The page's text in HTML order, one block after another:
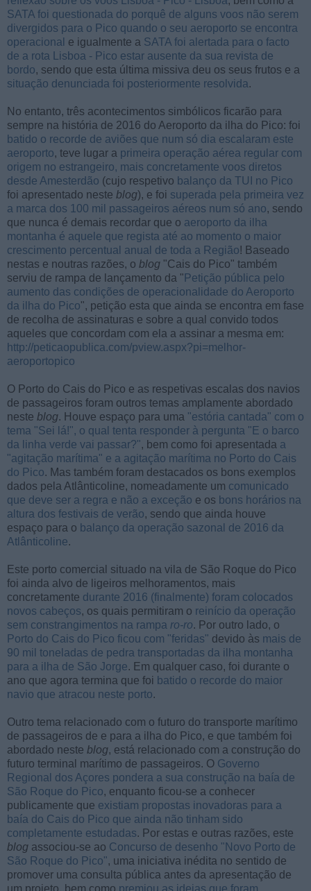
SATA foi questionada do porquê de alguns voos não serem
divergidos para o Pico quando o seu aeroporto se encontra
operacional e igualmente a SATA foi alertada para o facto
de a rota Lisboa - Pico estar ausente da sua revista de
bordo, sendo que esta última missiva deu os seus frutos e a
situação denunciada foi posteriormente resolvida.
No entanto, três acontecimentos simbólicos ficarão para
sempre na história de 2016 do Aeroporto da ilha do Pico: foi
batido o recorde de aviões que num só dia escalaram este
aeroporto, teve lugar a primeira operação aérea regular com
origem no estrangeiro, mais concretamente voos diretos
desde Amesterdão (cujo respetivo balanço da TUI no Pico
foi apresentado neste blog), e foi superada pela primeira vez
a marca dos 100 mil passageiros aéreos num só ano, sendo
que nunca é demais recordar que o aeroporto da ilha
montanha é aquele que regista até ao momento o maior
crescimento percentual anual de toda a Região! Baseado
nestas e noutras razões, o blog "Cais do Pico" também
serviu de rampa de lançamento da " Petição pública pelo
aumento das condições de operacionalidade do Aeroporto
da ilha do Pico", petição esta que ainda se encontra em fase
de recolha de assinaturas e sobre a qual convido todos
aqueles que concordam com ela a assinar a mesma em:
http://peticaopublica.com/pview.aspx?pi=melhor-
aeroportopico
O Porto do Cais do Pico e as respetivas escalas dos navios
de passageiros foram outros temas amplamente abordado
neste blog. Houve espaço para uma "estória cantada" com o
tema "Sei lá!", o qual tenta responder à pergunta "E o barco
da linha verde vai passar?", bem como foi apresentada a
"agitação marítima" e a agitação marítima no Porto do Cais
do Pico. Mas também foram destacados os bons exemplos
dados pela Atlânticoline, nomeadamente um comunicado
que deve ser a regra e não a exceção e os bons horários na
altura dos festivais de verão, sendo que ainda houve
espaço para o balanço da operação sazonal de 2016 da
Atlânticoline.
Este porto comercial situado na vila de São Roque do Pico
foi ainda alvo de ligeiros melhoramentos, mais
concretamente durante 2016 (finalmente) foram colocados
novos cabeços, os quais permitiram o reinício da operação
sem constrangimentos na rampa ro-ro. Por outro lado, o
Porto do Cais do Pico ficou com "feridas" devido às mais de
90 mil toneladas de pedra transportadas da ilha montanha
para a ilha de São Jorge. Em qualquer caso, foi durante o
ano que agora termina que foi batido o recorde do maior
navio que atracou neste porto.
Outro tema relacionado com o futuro do transporte marítimo
de passageiros de e para a ilha do Pico, e que também foi
abordado neste blog, está relacionado com a construção do
futuro terminal marítimo de passageiros. O Governo
Regional dos Açores pondera a sua construção na baía de
São Roque do Pico, enquanto ficou-se a conhecer
publicamente que existiam propostas inovadoras para a
baía do Cais do Pico que ainda não tinham sido
completamente estudadas. Por estas e outras razões, este
blog associou-se ao Concurso de desenho "Novo Porto de
São Roque do Pico", uma iniciativa inédita no sentido de
promover uma consulta pública antes da apresentação de